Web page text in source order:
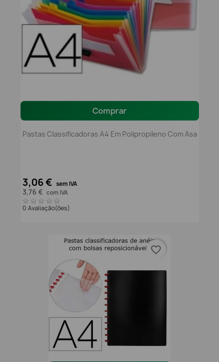
Comprar
Pastas Classificadoras A4 Em Polipropileno Com Asa
3,06 € sem IVA
3,76 € com IVA
0 Avaliação(ões)
favorite_border